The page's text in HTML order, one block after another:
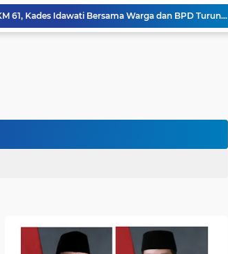
Program BERBAKTI di HUT Desa Mingkung Jaya
Bikin Resah: Petugas Damkar Sungai Bahar Amankan Sarang Tawon di Pemukiman Warga
Penampakan Beruang di Suko Awin Jaya, Kades Idawati: Sudah Lapor BKSDA Jambi